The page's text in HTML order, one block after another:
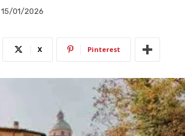
15/01/2026
X Pinterest